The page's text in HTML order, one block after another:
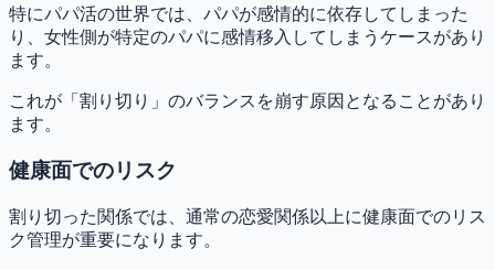
特にパパ活の世界では、パパが感情的に依存してしまった
り、女性側が特定のパパに感情移入してしまうケースがあり
ます。
これが「割り切り」のバランスを崩す原因となることがあり
ます。
健康面でのリスク
割り切った関係では、通常の恋愛関係以上に健康面でのリス
ク管理が重要になります。